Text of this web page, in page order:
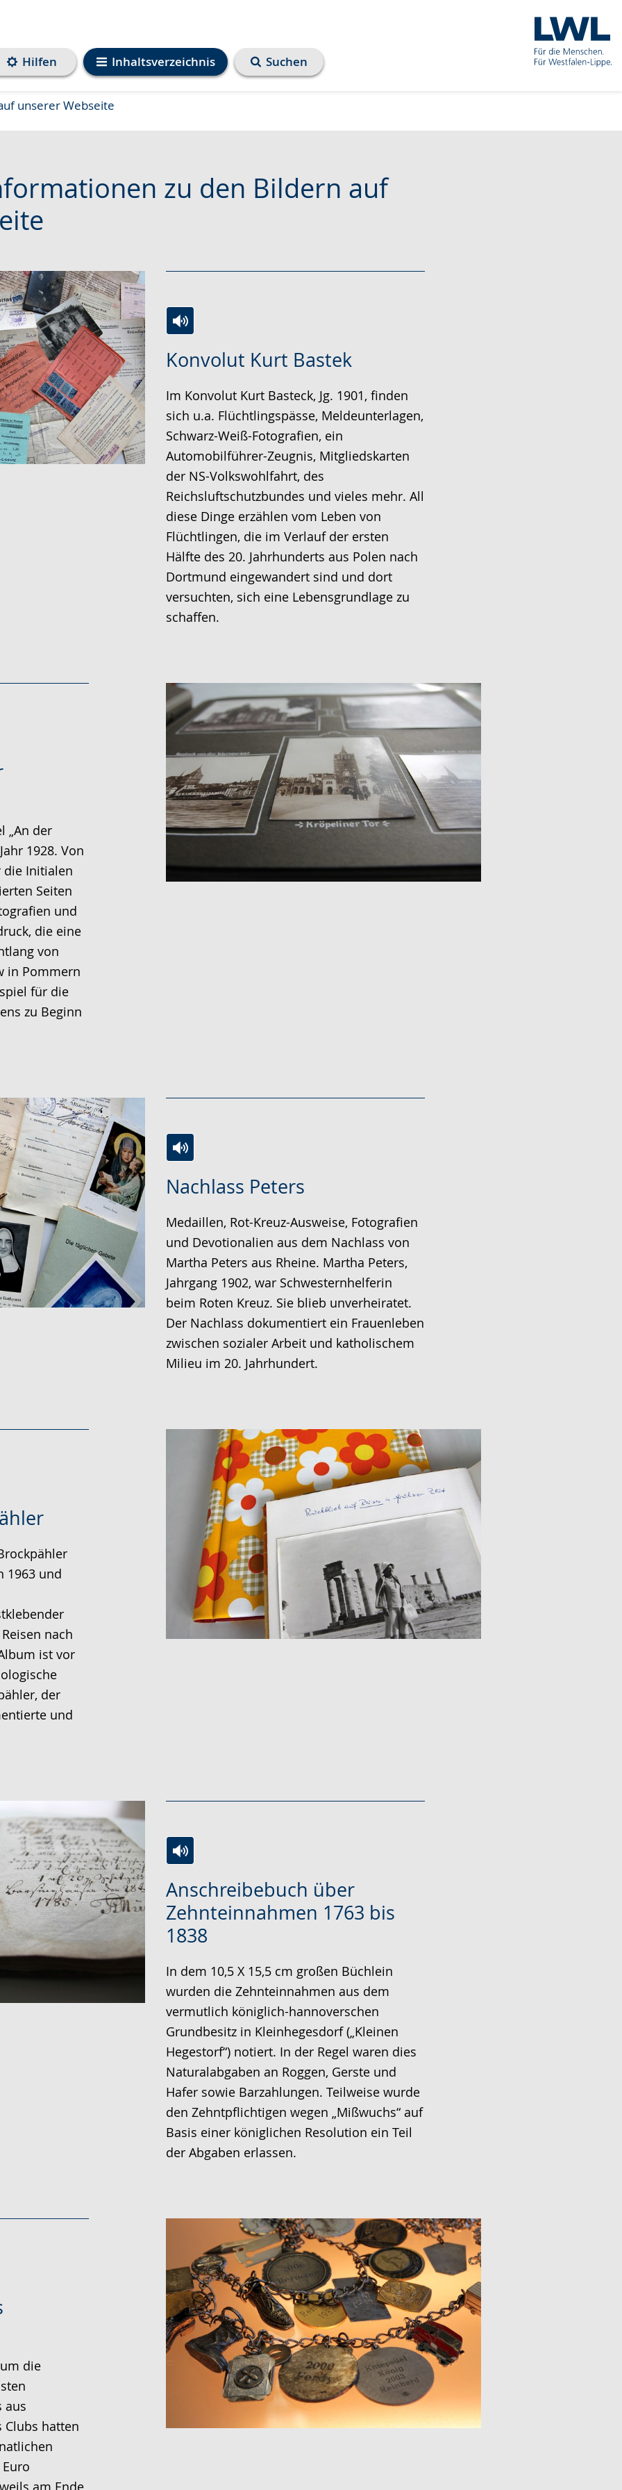
Inhaltsverzeichnis
Hilfen Suchen
unserer Webseite
zu den Bildern auf
Konvolut Kurt Bastek
Leichten
wechseln.
Audio-
Video
Deutscher
Gebärdensprache
wird
angezeigt.
Im Konvolut Kurt Basteck, Jg. 1901, finden
sich u.a. Flüchtlingspässe, Meldeunterlagen,
Schwarz-Weiß-Fotografien, ein
Automobilführer-Zeugnis, Mitgliedskarten
der NS-Volkswohlfahrt, des
Reichsluftschutzbundes und vieles mehr. All
diese Dinge erzählen vom Leben von
Flüchtlingen, die im Verlauf der ersten
Hälfte des 20. Jahrhunderts aus Polen nach
Dortmund eingewandert sind und dort
versuchten, sich eine Lebensgrundlage zu
schaffen.
„An der
1928. Von
Initialen
Seiten
und
die eine
von
in Pommern
für die
zu Beginn
Nachlass Peters
Leichten
wechseln.
Audio-
Video
Deutscher
Gebärdensprache
wird
angezeigt.
Medaillen, Rot-Kreuz-Ausweise, Fotografien
und Devotionalien aus dem Nachlass von
Martha Peters aus Rheine. Martha Peters,
Jahrgang 1902, war Schwesternhelferin
beim Roten Kreuz. Sie blieb unverheiratet.
Der Nachlass dokumentiert ein Frauenleben
zwischen sozialer Arbeit und katholischem
Milieu im 20. Jahrhundert.
1963 und
nach
ist vor
der
und
Anschreibebuch über
Zehnteinnahmen 1763 bis
1838
Leichten
Sprache
wechseln.
Audio-
Unterstützung.
Video
in
Deutscher
wird
angezeigt.
In dem 10,5 X 15,5 cm großen Büchlein
wurden die Zehnteinnahmen aus dem
vermutlich königlich-hannoverschen
Grundbesitz in Kleinhegesdorf („Kleinen
Hegestorf“) notiert. In der Regel waren dies
Naturalabgaben an Roggen, Gerste und
Hafer sowie Barzahlungen. Teilweise wurde
den Zehntpflichtigen wegen „Mißwuchs“ auf
Basis einer königlichen Resolution ein Teil
der Abgaben erlassen.
die
aus
Clubs hatten
am Ende